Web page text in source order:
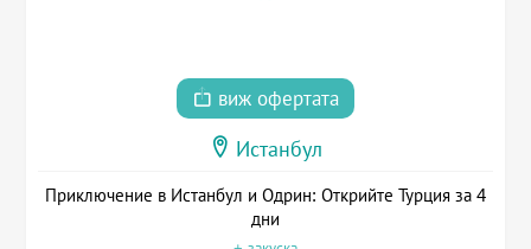
виж офертата
Истанбул
Приключение в Истанбул и Одрин: Открийте Турция за 4
дни